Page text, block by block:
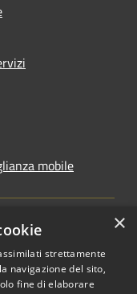
mobile
© 2026 • Comune di
• Powered by
×
strettamente
navigazione del sito,
fine di elaborare